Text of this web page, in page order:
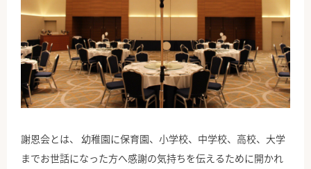
公式X
公式Facebook
謝恩会とは、 幼稚園に保育園、小学校、中学校、高校、大学
までお世話になった方へ感謝の気持ちを伝えるために開かれ